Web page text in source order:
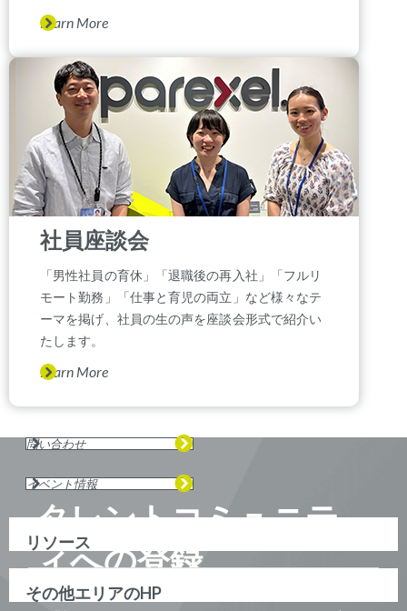
Learn More
社員座談会
「男性社員の育休」「退職後の再入社」「フルリ
モート勤務」「仕事と育児の両立」など様々なテ
ーマを掲げ、社員の生の声を座談会形式で紹介い
たします。
Learn More
タレントコミュニテ
ィへの登録
問い合わせ
イベント情報
リソース
その他エリアのHP